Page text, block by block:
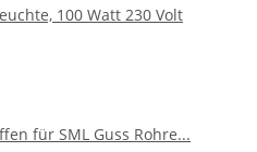
100 Watt 230 Volt